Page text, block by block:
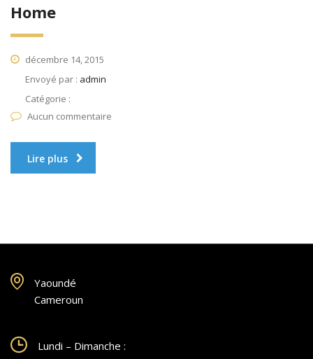
Home
décembre 14, 2015
Envoyé par : admin
Catégorie :
Aucun commentaire
Lire plus
Yaoundé
Cameroun
Lundi – Dimanche :